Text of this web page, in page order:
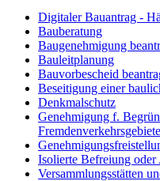
Digitaler Bauantrag -
Bauberatung
Baugenehmigung
Bauleitplanung
Bauvorbescheid
Beseitigung einer
Denkmalschutz
Genehmigung f.
Isolierte Befreiung oder
Versammlungsstätten